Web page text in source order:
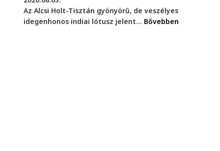
Az Alcsi Holt-Tisztán gyönyörű, de veszélyes
idegenhonos indiai lótusz jelent... Bővebben